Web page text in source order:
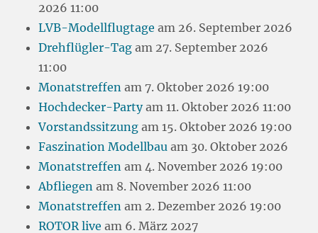
2026 11:00
LVB-Modellflugtage am 26. September 2026
Drehflügler-Tag am 27. September 2026
11:00
Monatstreffen am 7. Oktober 2026 19:00
Hochdecker-Partyam 11. Oktober 2026 11:00
Vorstandssitzung am 15. Oktober 2026 19:00
Faszination Modellbau am 30. Oktober 2026
Monatstreffen am 4. November 2026 19:00
Abfliegen am 8. November 2026 11:00
Monatstreffen am 2. Dezember 2026 19:00
ROTOR live am 6. März 2027